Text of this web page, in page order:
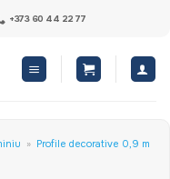
+373 60 44 22 77
» Profile decorative 0,9 m